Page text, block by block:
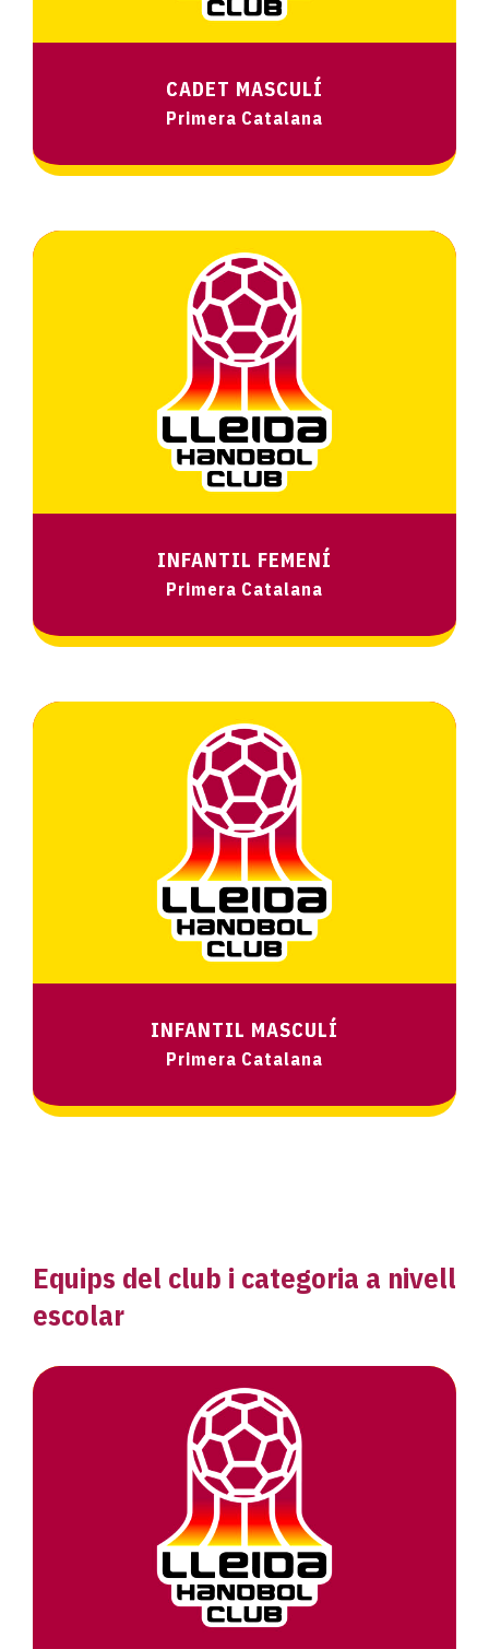
CADET MASCULÍ
Primera Catalana
INFANTIL FEMENÍ
Primera Catalana
INFANTIL MASCULÍ
Primera Catalana
Equips del club i categoria a nivell
escolar